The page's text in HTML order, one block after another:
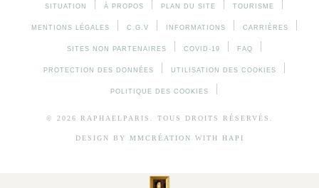
SITUATION À PROPOS PLAN DU SITE TOURISME
MENTIONS LÉGALES C.G.V INFORMATIONS CARRIÈRES
SITES NON PARTENAIRES COVID-19 FAQ
PROTECTION DES DONNÉES UTILISATION DES COOKIES
POLITIQUE DES COOKIES
© 2026 RAPHAELPARIS. TOUS DROITS RÉSERVÉS.
DESIGN BY MMCRÉATION WITH HAPI